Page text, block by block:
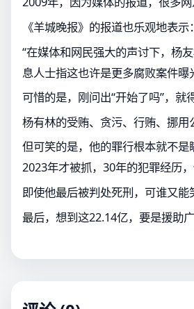
《羊城晚报》的报道也乐观地表示：
“在媒体和网民强大的声讨下，杨
息人士指这也许是更多腐败案件曝
可惜的是，刚问出“开始了吗”，就
杨有林的受贿、贪污、行贿、挪
但可笑的是，他的罪行根本就不
2023年才被抓，30年的犯罪经历
即使他最后被判处死刑，可谁又能
最后，想到这22.14亿，要是援助